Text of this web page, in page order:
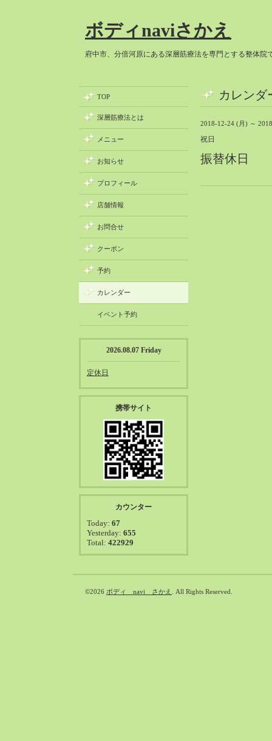
ボディnaviさかえ
府中市、分倍河原にある深層筋療法を専門とする整体院
カレンダ
2018-12-24 (月) ～
祝日
振替休日
TOP
深層筋療法とは
メニュー
お知らせ
プロフィール
店舗情報
お問合せ
クーポン
予約
カレンダー
イベント予約
2026.08.07 Friday
定休日
携帯サイト
カウンター
Today: 67
Yesterday: 655
Total: 422929
©2026 ボディ navi さかえ . All Rights Reserved.